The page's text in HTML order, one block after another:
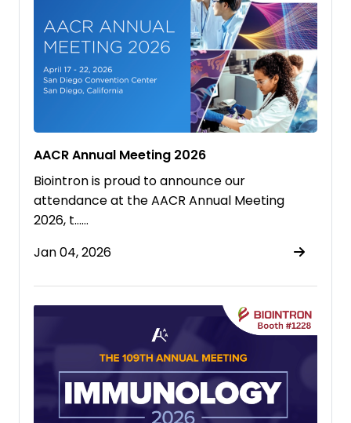
AACR Annual Meeting 2026
Biointron is proud to announce our
attendance at the AACR Annual Meeting
2026, t……
Jan 04, 2026